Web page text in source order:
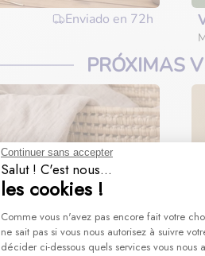
Continuer sans accepter
Salut ! C'est nous...
les cookies !
Plateforme de Gestion
Comme vous n'avez pas encore fait votre
ne sait pas si vous nous autorisez à suivre
décider ci-dessous quels services vous nous
Enviado en 72h
PRÓXIMAS